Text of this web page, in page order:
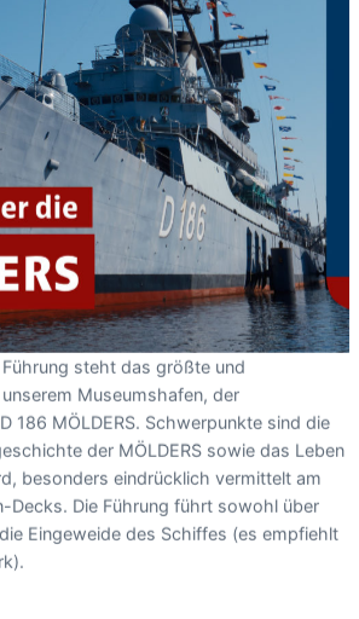
steht das größte und
Museumshafen, der
186 MÖLDERS. Schwerpunkte sind die
der MÖLDERS sowie das Leben
besonders eindrücklich vermittelt am
Decks. Die Führung führt sowohl über
Eingeweide des Schiffes (es empfiehlt